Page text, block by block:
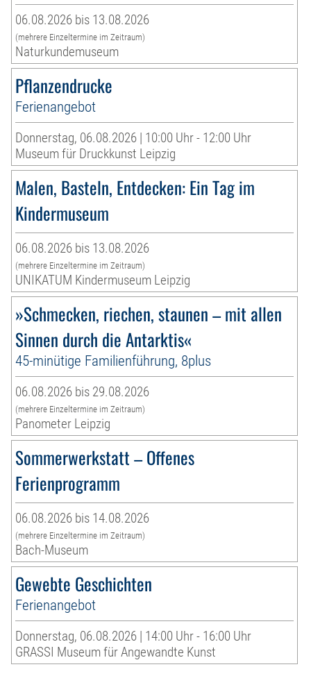
06.08.2026 bis 13.08.2026
(mehrere Einzeltermine im Zeitraum)
Naturkundemuseum
Pflanzendrucke
Ferienangebot
Donnerstag, 06.08.2026 | 10:00 Uhr - 12:00 Uhr
Museum für Druckkunst Leipzig
Malen, Basteln, Entdecken: Ein Tag im
Kindermuseum
06.08.2026 bis 13.08.2026
(mehrere Einzeltermine im Zeitraum)
UNIKATUM Kindermuseum Leipzig
»Schmecken, riechen, staunen – mit allen
Sinnen durch die Antarktis«
45-minütige Familienführung, 8plus
06.08.2026 bis 29.08.2026
(mehrere Einzeltermine im Zeitraum)
Panometer Leipzig
Sommerwerkstatt – Offenes
Ferienprogramm
06.08.2026 bis 14.08.2026
(mehrere Einzeltermine im Zeitraum)
Bach-Museum
Gewebte Geschichten
Ferienangebot
Donnerstag, 06.08.2026 | 14:00 Uhr - 16:00 Uhr
GRASSI Museum für Angewandte Kunst